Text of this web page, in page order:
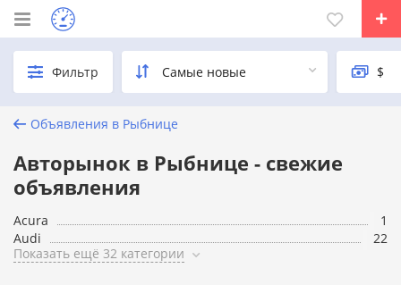
Фильтр
Объявления в Рыбнице
Авторынок в Рыбнице - свежие
объявления
Acura
1
Audi
22
Показать ещё 32 категории